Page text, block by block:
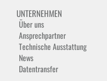
UNTERNEHMEN
Über uns
Ansprechpartner
Technische Ausstattung
News
Datentransfer